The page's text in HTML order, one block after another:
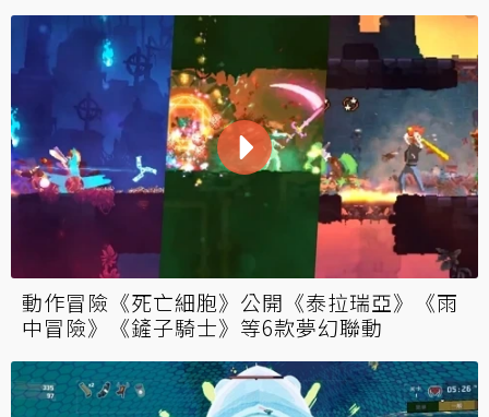
動作冒險《死亡細胞》公開《泰拉瑞亞》《雨
中冒險》《鏟子騎士》等6款夢幻聯動